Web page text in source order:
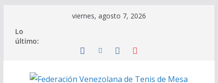
contenido
viernes, agosto 7, 2026
Lo
último: